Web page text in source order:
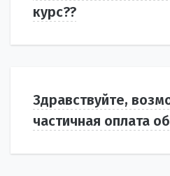
курс??
Здравствуйте,
частичная оплата